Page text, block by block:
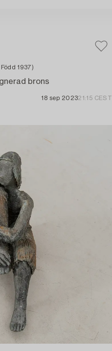
1937)
brons
18 sep 202321:15 CEST